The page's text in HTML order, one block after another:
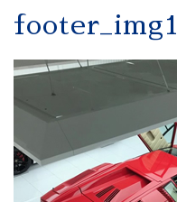
footer_img1